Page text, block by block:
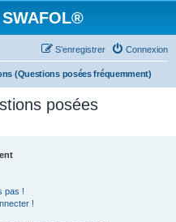
Connexion
S’enregistrer
(Questions posées fréquemment)
posées
pas !
!